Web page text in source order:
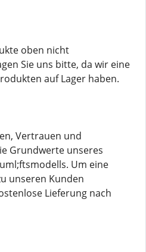
oben nicht
Sie uns bitte, da wir eine
auf Lager haben.
Vertrauen und
Grundwerte unseres
Um eine
unseren Kunden
Lieferung nach